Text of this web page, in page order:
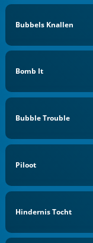
Bubbels Knallen
Bomb It
Bubble Trouble
Piloot
Hindernis Tocht